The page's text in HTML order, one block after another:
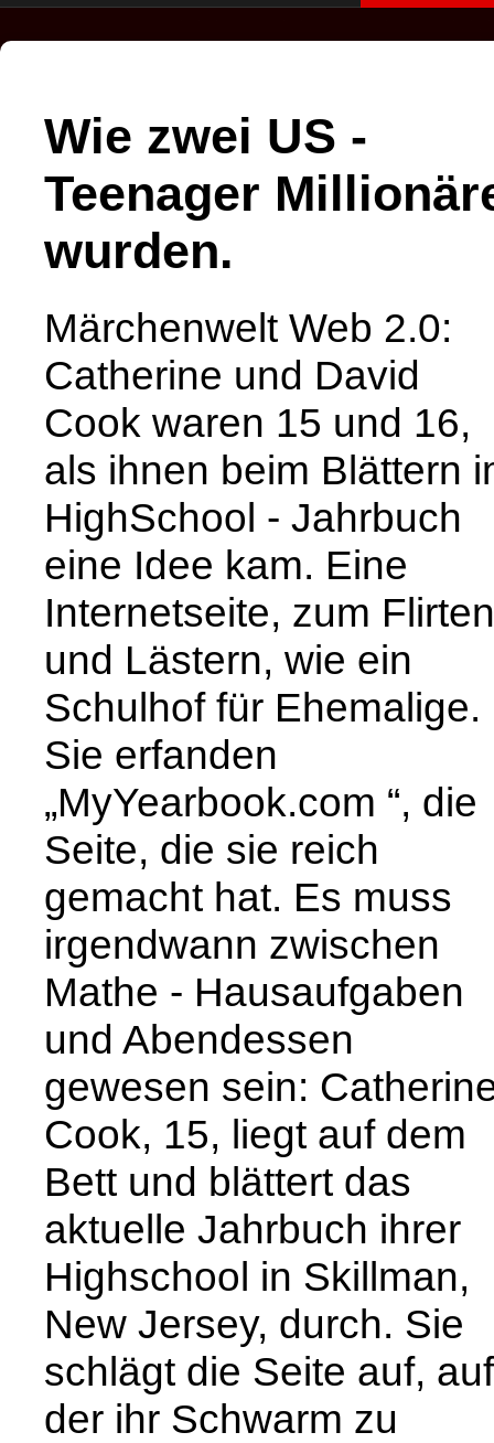
Wie zwei US -
Teenager
wurden.
Märchenwelt Web 2.0:
Catherine und David
Cook waren 15 und 16,
als ihnen beim Blättern
HighSchool - Jahrbuch
eine Idee kam. Eine
Internetseite, zum Flirten
und Lästern, wie ein
Schulhof für Ehemalige.
Sie erfanden
„MyYearbook.com “, die
Seite, die sie reich
gemacht hat. Es muss
irgendwann zwischen
Mathe - Hausaufgaben
und Abendessen
gewesen sein:
Cook, 15, liegt auf dem
Bett und blättert das
aktuelle Jahrbuch ihrer
Highschool in Skillman,
New Jersey, durch. Sie
schlägt die Seite auf, auf
der ihr Schwarm zu